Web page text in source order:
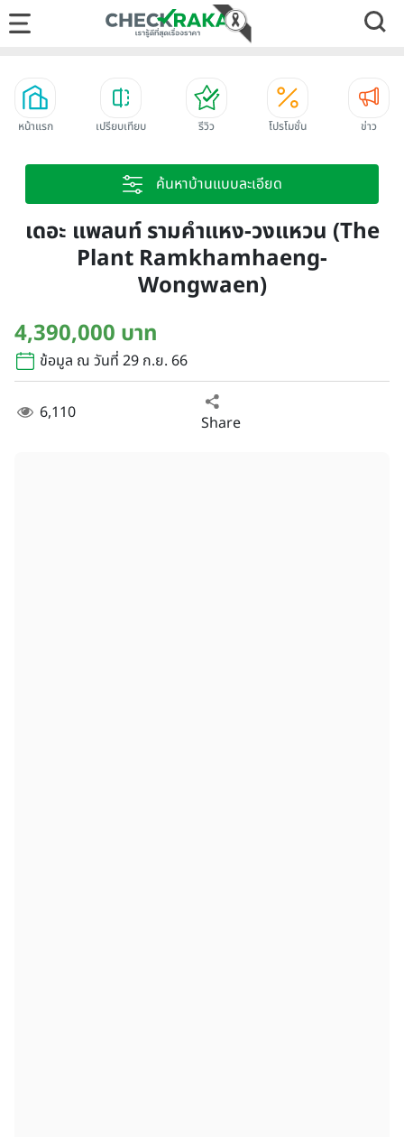
หน้าแรก เปรียบเทียบ รีวิว โปรโมชั่น ข่าว
ค้นหาบ้านแบบละเอียด
เดอะ แพลนท์ รามคำแหง-วงแหวน (The
Plant Ramkhamhaeng-
Wongwaen)
4,390,000 บาท
ข้อมูล ณ วันที่ 29 ก.ย. 66
6,110 Share